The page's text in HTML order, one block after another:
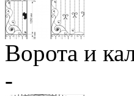
Ворота и
-